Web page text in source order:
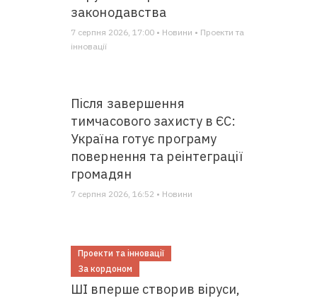
законодавства
7 серпня 2026, 17:00 • Новини • Проекти та
інновації
Після завершення
тимчасового захисту в ЄС:
Україна готує програму
повернення та реінтеграції
громадян
7 серпня 2026, 16:52 • Новини
Проекти та інновації
За кордоном
ШІ вперше створив віруси,